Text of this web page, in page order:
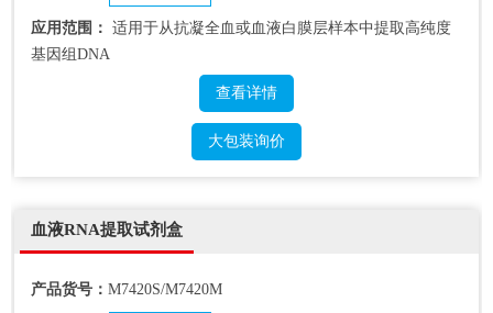
应用范围： 适用于从抗凝全血或血液白膜层样本中提取高纯度
基因组DNA
查看详情
大包装询价
血液RNA提取试剂盒
产品货号： M7420S/M7420M